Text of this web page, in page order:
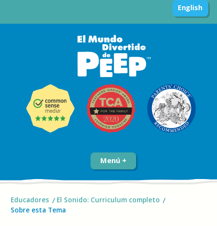
English
Menú
Educadores
El Sonido: Curriculum completo
Sobre esta Tema